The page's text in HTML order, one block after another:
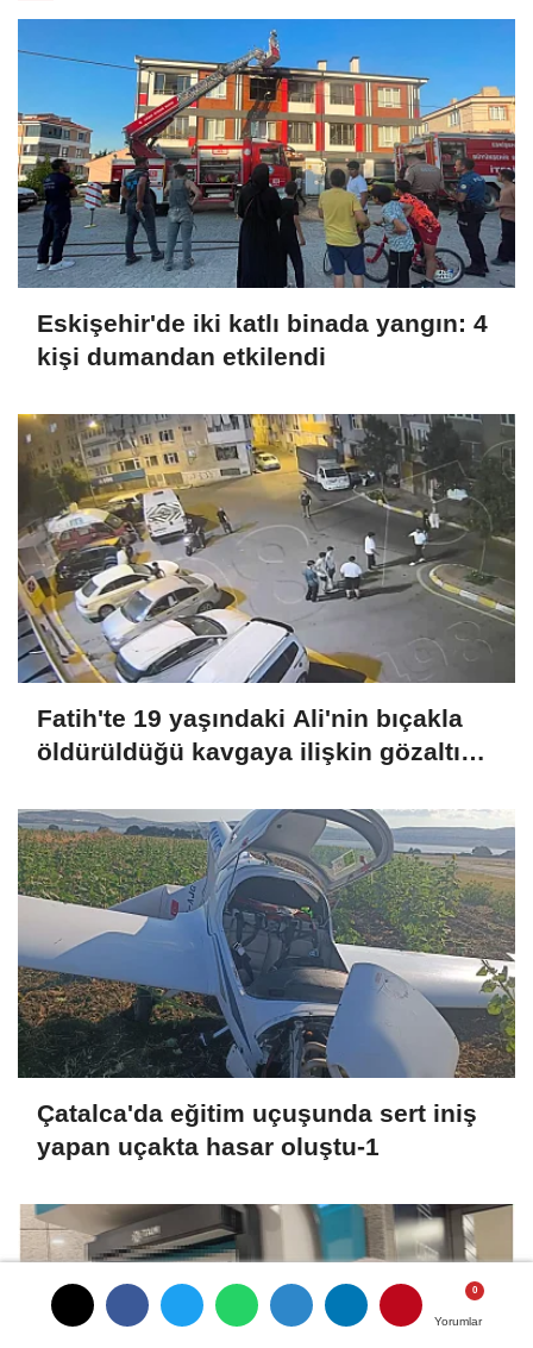
Yorumlar
Yorumlar
Eskişehir'de iki katlı binada yangın: 4
kişi dumandan etkilendi
Fatih'te 19 yaşındaki Ali'nin bıçakla
öldürüldüğü kavgaya ilişkin gözaltı
Çatalca'da eğitim uçuşunda sert iniş
yapan uçakta hasar oluştu-1